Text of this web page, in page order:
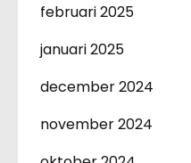
februari 2025
januari 2025
december 2024
november 2024